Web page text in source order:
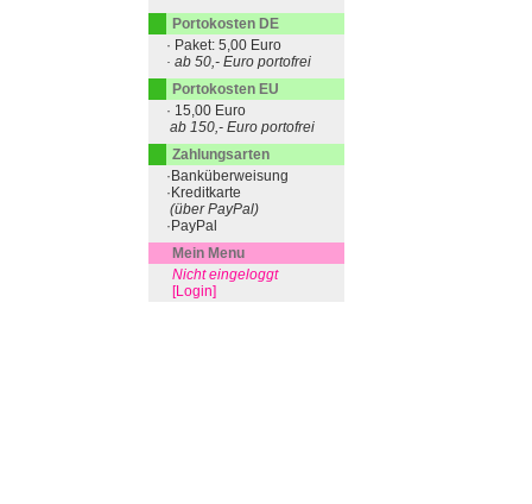
Portokosten DE
· Paket: 5,00 Euro
· ab 50,- Euro portofrei
Portokosten EU
· 15,00 Euro
ab 150,- Euro portofrei
Zahlungsarten
·Banküberweisung
·Kreditkarte
(über PayPal)
·PayPal
Mein Menu
Nicht eingeloggt
[Login]